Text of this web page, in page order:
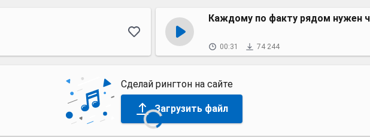
Каждому по факту рядом нужен
00:31 74 244
Сделай рингтон на сайте
Загрузить файл